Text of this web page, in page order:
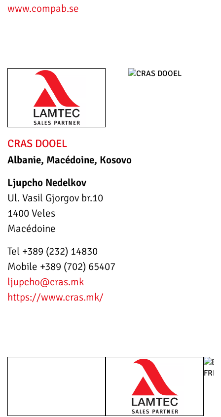
www.compab.se
CRAS DOOEL
Albanie, Macédoine, Kosovo
Ljupcho Nedelkov
Ul. Vasil Gjorgov br.10
1400 Veles
Macédoine
Tel +389 (232) 14830
Mobile +389 (702) 65407
ljupcho@cras.mk
https://www.cras.mk/